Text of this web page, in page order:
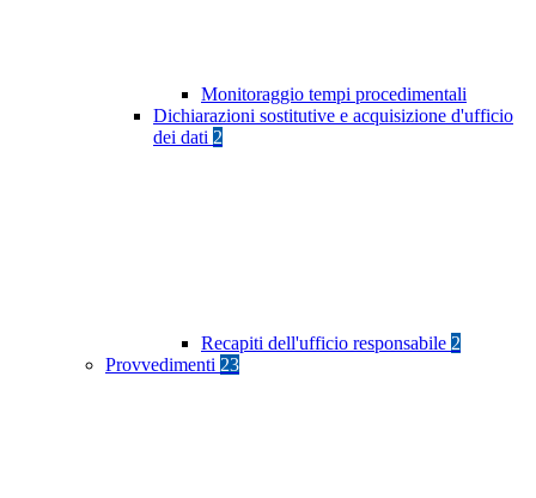
Monitoraggio tempi procedimentali
Dichiarazioni sostitutive e acquisizione d'ufficio
dei dati 2
Recapiti dell'ufficio responsabile 2
Provvedimenti 23